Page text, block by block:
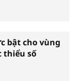
bật cho vùng
thiểu số